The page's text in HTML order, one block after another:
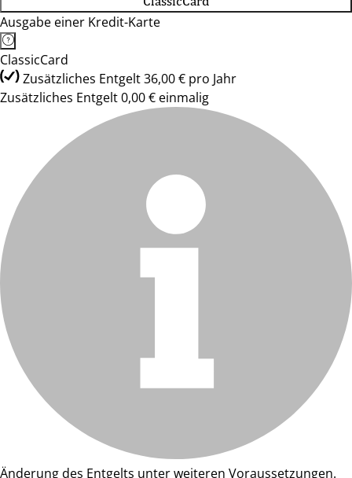
Ausgabe einer Kredit-Karte
ClassicCard
Zusätzliches Entgelt 36,00 € pro Jahr
Zusätzliches Entgelt 0,00 € einmalig
Änderung des Entgelts unter weiteren Voraussetzungen.